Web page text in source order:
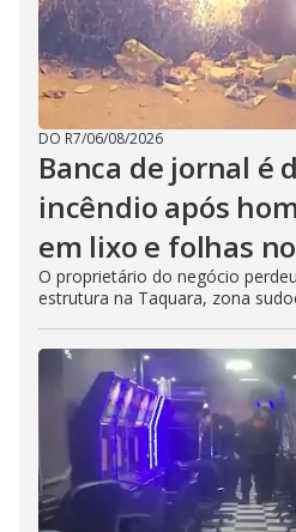
DO R7/06/08/2026
Banca de jornal é
incêndio após
em lixo e folhas
O proprietário do negócio
estrutura na Taquara, zona